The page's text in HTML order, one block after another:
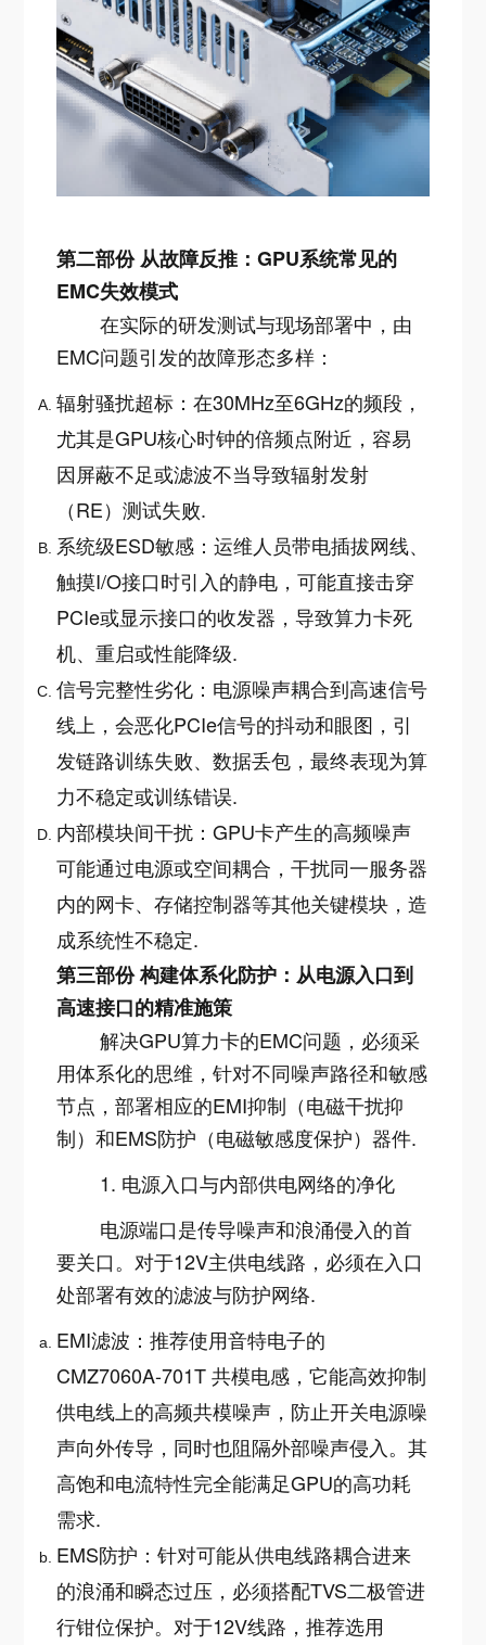
第二部份 从故障反推：GPU系统常见的
EMC失效模式
在实际的研发测试与现场部署中，由
EMC问题引发的故障形态多样：
辐射骚扰超标：在30MHz至6GHz的频段，
尤其是GPU核心时钟的倍频点附近，容易
因屏蔽不足或滤波不当导致辐射发射
（RE）测试失败.
系统级ESD敏感：运维人员带电插拔网线、
触摸I/O接口时引入的静电，可能直接击穿
PCIe或显示接口的收发器，导致算力卡死
机、重启或性能降级.
信号完整性劣化：电源噪声耦合到高速信号
线上，会恶化PCIe信号的抖动和眼图，引
发链路训练失败、数据丢包，最终表现为算
力不稳定或训练错误.
内部模块间干扰：GPU卡产生的高频噪声
可能通过电源或空间耦合，干扰同一服务器
内的网卡、存储控制器等其他关键模块，造
成系统性不稳定.
第三部份 构建体系化防护：从电源入口到
高速接口的精准施策
解决GPU算力卡的EMC问题，必须采
用体系化的思维，针对不同噪声路径和敏感
节点，部署相应的EMI抑制（电磁干扰抑
制）和EMS防护（电磁敏感度保护）器件.
1. 电源入口与内部供电网络的净化
电源端口是传导噪声和浪涌侵入的首
要关口。对于12V主供电线路，必须在入口
处部署有效的滤波与防护网络.
EMI滤波：推荐使用音特电子的
CMZ7060A-701T 共模电感，它能高效抑制
供电线上的高频共模噪声，防止开关电源噪
声向外传导，同时也阻隔外部噪声侵入。其
高饱和电流特性完全能满足GPU的高功耗
需求.
EMS防护：针对可能从供电线路耦合进来
的浪涌和瞬态过压，必须搭配TVS二极管进
行钳位保护。对于12V线路，推荐选用